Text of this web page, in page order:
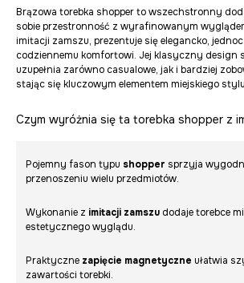
Brązowa torebka shopper to wszechstronny
sobie przestronność z wyrafinowanym
imitacji zamszu, prezentuje się elegancko,
codziennemu komfortowi. Jej klasyczny design
uzupełnia zarówno casualowe, jak i bardziej
stając się kluczowym elementem miejskiego
Czym wyróżnia się ta torebka shopper z
Pojemny fason typu shopper sprzyja
przenoszeniu wielu przedmiotów.
Wykonanie z imitacji zamszu dodaje torebce
estetycznego wyglądu.
Praktyczne zapięcie magnetyczne ułatwia
zawartości torebki.